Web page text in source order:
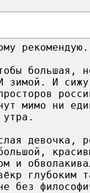
рекомендую.
большая,
зимой. И
мимо ни
девочка,
и
глубоким
без